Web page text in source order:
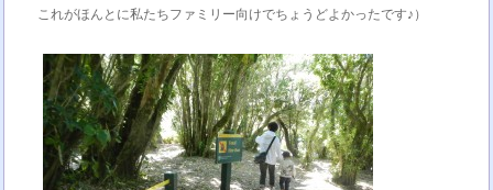
これがほんとに私たちファミリー向けでちょうどよかったです♪）